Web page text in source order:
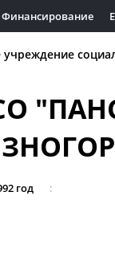
Финансирование
год